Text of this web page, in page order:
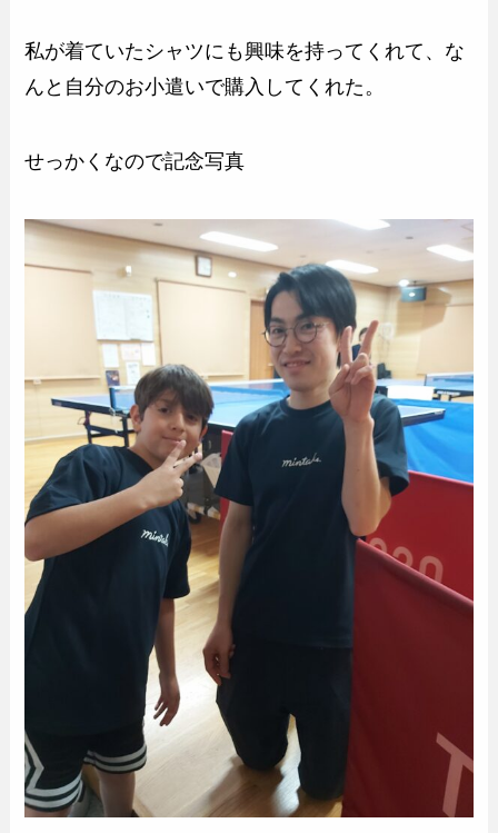
私が着ていたシャツにも興味を持ってくれて、な
んと自分のお小遣いで購入してくれた。
せっかくなので記念写真